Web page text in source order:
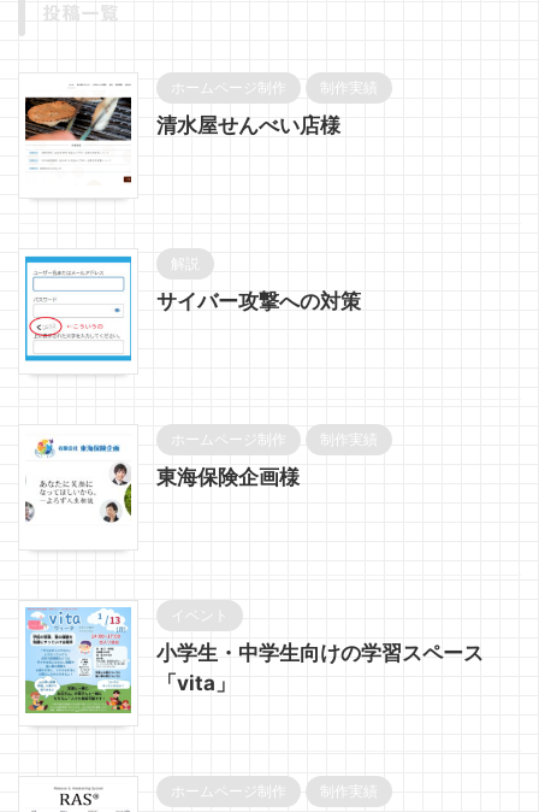
投稿一覧
ホームページ制作 制作実績
清水屋せんべい店様
解説
サイバー攻撃への対策
ホームページ制作 制作実績
東海保険企画様
イベント
小学生・中学生向けの学習スペース
「vita」
ホームページ制作 制作実績